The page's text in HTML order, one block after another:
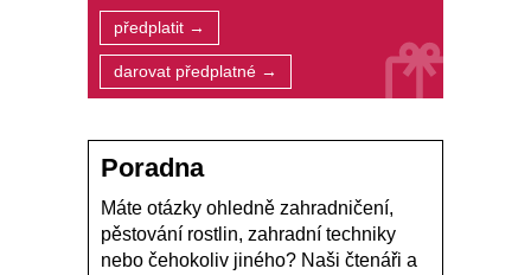
předplatit →
darovat předplatné →
Poradna
Máte otázky ohledně zahradničení,
pěstování rostlin, zahradní techniky
nebo čehokoliv jiného? Naši čtenáři a